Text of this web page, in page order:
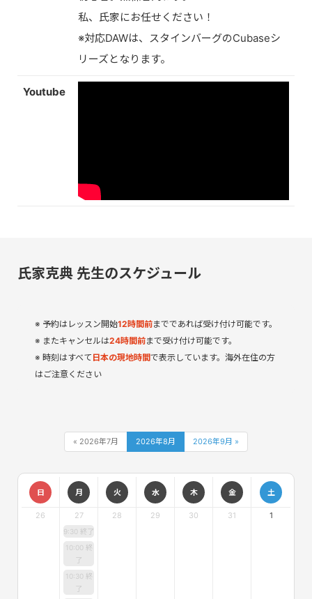
私、氏家にお任せください！
※対応DAWは、スタインバーグのCubaseシ
リーズとなります。
Youtube
氏家克典 先生のスケジュール
予約はレッスン開始12時間前までであれば受け付け可能です。
またキャンセルは24時間前まで受け付け可能です。
時刻はすべて 日本の現地時間で表示しています。海外在住の方
はご注意ください
« 2026年7月 2026年8月 2026年9月 »
日 月 火 水 木 金 土
26 27
9:30 終了
10:00 終
了
10:30 終
了
28 29 30 31 1